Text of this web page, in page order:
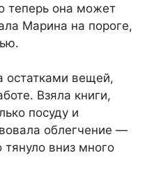
теперь она может
Марина на пороге,
остатками вещей,
Взяла книги,
посуду и
облегчение —
тянуло вниз много